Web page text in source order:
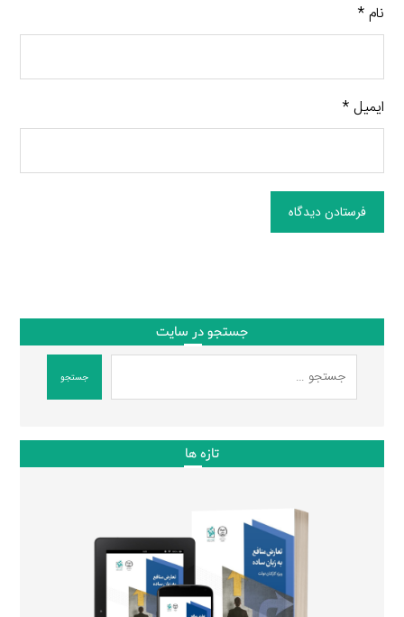
نام*
ایمیل*
فرستادن دیدگاه
جستجو در سایت
جستجو
تازه ها